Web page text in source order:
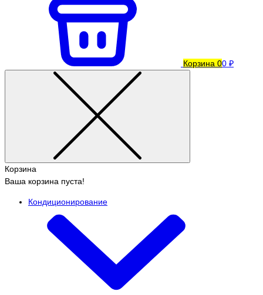
Корзина 00 ₽
Корзина
Ваша корзина пуста!
Кондиционирование